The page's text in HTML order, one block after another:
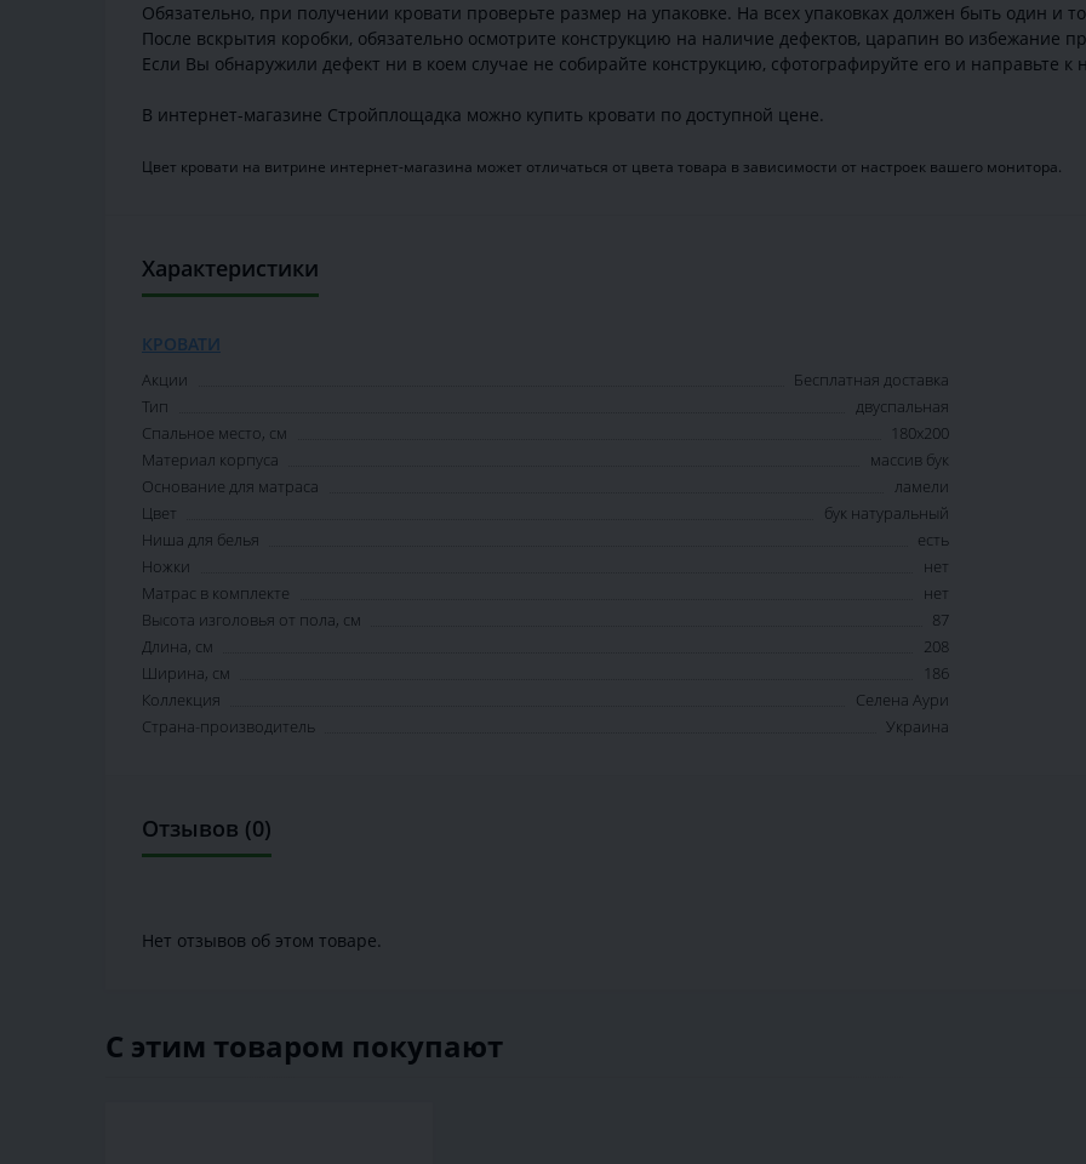
Обязательно, при получении кровати проверьте размер на упаковке. На всех упаковках должен быть один и
После вскрытия коробки, обязательно осмотрите конструкцию на наличие дефектов, царапин во избежание
Если Вы обнаружили дефект ни в коем случае не собирайте конструкцию, сфотографируйте его и направьте к
В интернет-магазине Стройплощадка можно купить кровати по доступной цене.
Цвет кровати на витрине интернет-магазина может отличаться от цвета товара в зависимости от настроек вашего монитора.
Характеристики
КРОВАТИ
Акции
Бесплатная доставка
Тип
двуспальная
Спальное место, см
180х200
Материал корпуса
массив бук
Основание для матраса
ламели
Цвет
бук натуральный
Ниша для белья
есть
Ножки
нет
Матрас в комплекте
нет
Высота изголовья от пола, см
87
Длина, см
208
Ширина, см
186
Коллекция
Селена Аури
Страна-производитель
Украина
Отзывов (0)
Нет отзывов об этом товаре.
С этим товаром покупают